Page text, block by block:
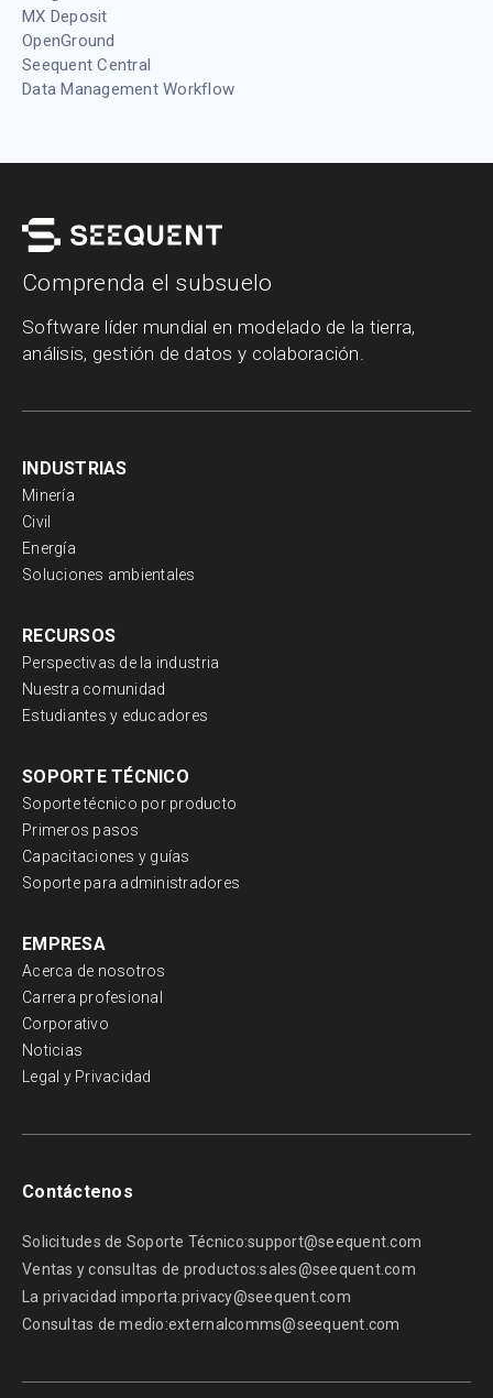
MX Deposit
OpenGround
Seequent Central
Data Management Workflow
Comprenda el subsuelo
Software líder mundial en modelado de la tierra,
análisis, gestión de datos y colaboración.
INDUSTRIAS
Minería
Civil
Energía
Soluciones ambientales
RECURSOS
Perspectivas de la industria
Nuestra comunidad
Estudiantes y educadores
SOPORTE TÉCNICO
Soporte técnico por producto
Primeros pasos
Capacitaciones y guías
Soporte para administradores
EMPRESA
Acerca de nosotros
Carrera profesional
Corporativo
Noticias
Legal y Privacidad
Contáctenos
Solicitudes de Soporte Técnico:support@seequent.com
Ventas y consultas de productos:sales@seequent.com
La privacidad importa:privacy@seequent.com
Consultas de medio:externalcomms@seequent.com